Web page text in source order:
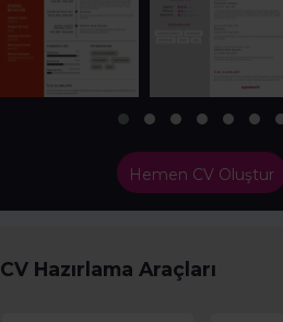
Hemen CV Oluştur
CV Hazırlama Araçları